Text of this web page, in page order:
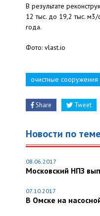
В результате
12 тыс. до 19,2 тыс. м3/
года.
Фото: vlast.io
очистные сооружения
Share Tweet
Новости по теме
08.06.2017
Московский НПЗ
07.10.2017
В Омске на